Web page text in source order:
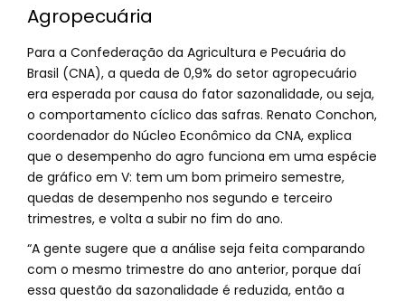
Agropecuária
Para a Confederação da Agricultura e Pecuária do
Brasil (CNA), a queda de 0,9% do setor agropecuário
era esperada por causa do fator sazonalidade, ou seja,
o comportamento cíclico das safras. Renato Conchon,
coordenador do Núcleo Econômico da CNA, explica
que o desempenho do agro funciona em uma espécie
de gráfico em V: tem um bom primeiro semestre,
quedas de desempenho nos segundo e terceiro
trimestres, e volta a subir no fim do ano.
“A gente sugere que a análise seja feita comparando
com o mesmo trimestre do ano anterior, porque daí
essa questão da sazonalidade é reduzida, então a